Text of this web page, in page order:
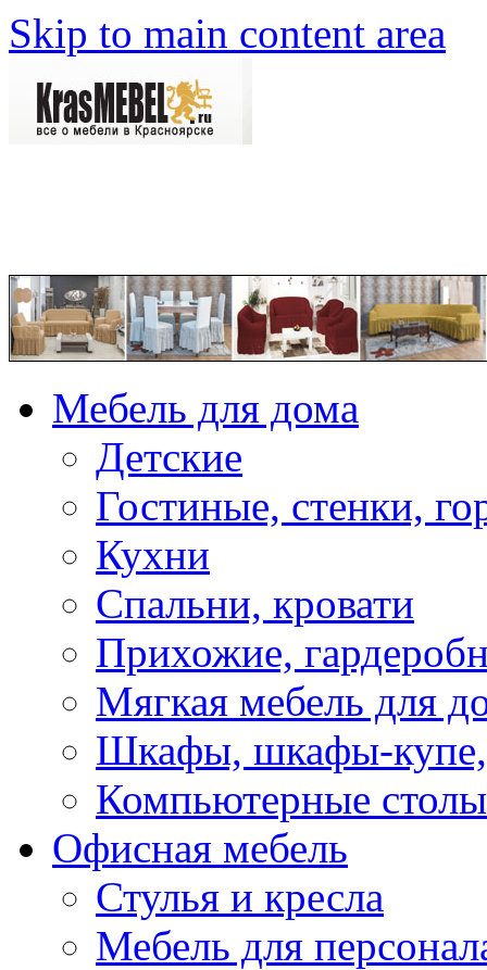
Skip to main content area
Мебель для дома
Детские
Гостиные, стенки,
Кухни
Спальни, кровати
Прихожие,
Мягкая мебель для
Шкафы, шкафы-купе,
Компьютерные столы
Офисная мебель
Стулья и кресла
Мебель для